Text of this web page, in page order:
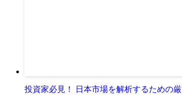
投資家必見！ 日本市場を解析するための厳